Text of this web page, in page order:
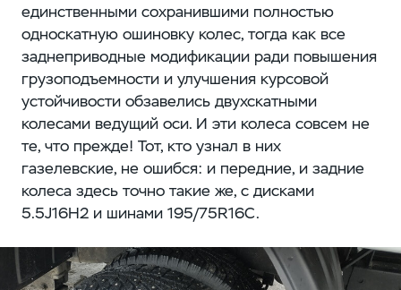
единственными сохранившими полностью
односкатную ошиновку колес, тогда как все
заднеприводные модификации ради повышения
грузоподъемности и улучшения курсовой
устойчивости обзавелись двухскатными
колесами ведущий оси. И эти колеса совсем не
те, что прежде! Тот, кто узнал в них
газелевские, не ошибся: и передние, и задние
колеса здесь точно такие же, с дисками
5.5J16H2 и шинами 195/75R16C.